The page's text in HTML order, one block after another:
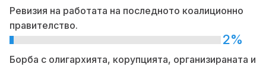
Ревизия на работата на последното коалиционно
правителство.
2%
Борба с олигархията, корупцията, организираната и